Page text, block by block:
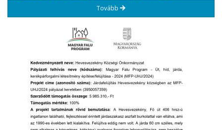
Tovább